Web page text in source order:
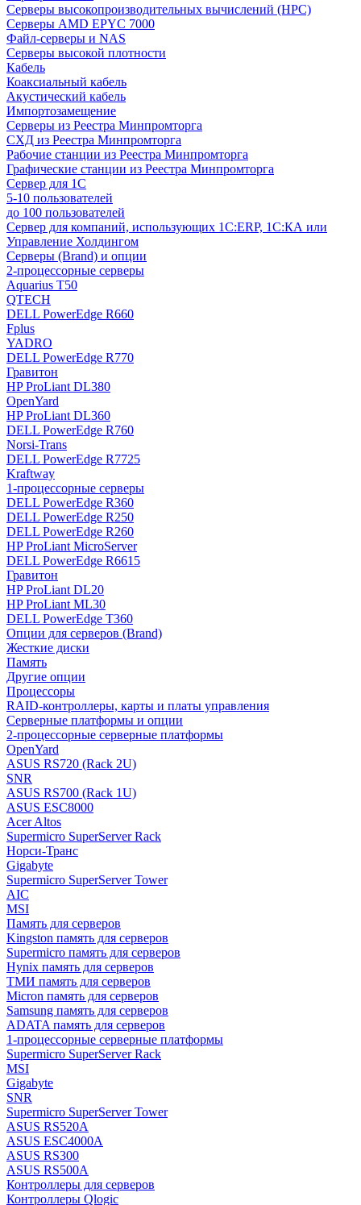
Серверы высокопроизводительных вычислений (HPC)
Серверы AMD EPYC 7000
Файл-серверы и NAS
Серверы высокой плотности
Кабель
Коаксиальный кабель
Акустический кабель
Импортозамещение
Серверы из Реестра Минпромторга
СХД из Реестра Минпромторга
Рабочие станции из Реестра Минпромторга
Графические станции из Реестра Минпромторга
Сервер для 1С
5-10 пользователей
до 100 пользователей
Сервер для компаний, использующих 1C:ERP, 1С:КА или
Управление Холдингом
Серверы (Brand) и опции
2-процессорные серверы
Aquarius T50
QTECH
DELL PowerEdge R660
Fplus
YADRO
DELL PowerEdge R770
Гравитон
HP ProLiant DL380
OpenYard
HP ProLiant DL360
DELL PowerEdge R760
Norsi-Trans
DELL PowerEdge R7725
Kraftway
1-процессорные серверы
DELL PowerEdge R360
DELL PowerEdge R250
DELL PowerEdge R260
HP ProLiant MicroServer
DELL PowerEdge R6615
Гравитон
HP ProLiant DL20
HP ProLiant ML30
DELL PowerEdge T360
Опции для серверов (Brand)
Жесткие диски
Память
Другие опции
Процессоры
RAID-контроллеры, карты и платы управления
Серверные платформы и опции
2-процессорные серверные платформы
OpenYard
ASUS RS720 (Rack 2U)
SNR
ASUS RS700 (Rack 1U)
ASUS ESC8000
Acer Altos
Supermicro SuperServer Rack
Норси-Транс
Gigabyte
Supermicro SuperServer Tower
AIC
MSI
Память для серверов
Kingston память для серверов
Supermicro память для серверов
Hynix память для серверов
ТМИ память для серверов
Micron память для серверов
Samsung память для серверов
ADATA память для серверов
1-процессорные серверные платформы
Supermicro SuperServer Rack
MSI
Gigabyte
SNR
Supermicro SuperServer Tower
ASUS RS520A
ASUS ESC4000A
ASUS RS300
ASUS RS500A
Контроллеры для серверов
Контроллеры Qlogic